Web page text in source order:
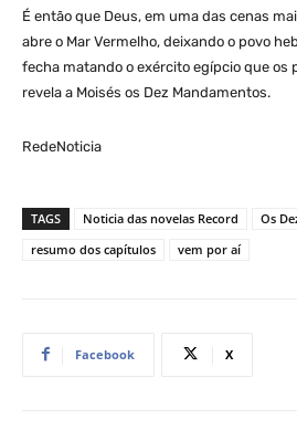
É então que Deus, em uma das cenas
abre o Mar Vermelho, deixando o povo
fecha matando o exército egípcio que os
revela a Moisés os Dez Mandamentos.
RedeNoticia
TAGS Noticia das novelas Record
Os
resumo dos capítulos
vem por aí
Facebook X